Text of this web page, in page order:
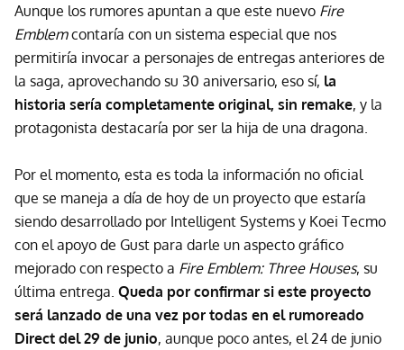
Aunque los rumores apuntan a que este nuevo Fire
Emblemcontaría con un sistema especial que nos
permitiría invocar a personajes de entregas anteriores de
la saga, aprovechando su 30 aniversario, eso sí, la
historia sería completamente original, sin remake, y la
protagonista destacaría por ser la hija de una dragona.
Por el momento, esta es toda la información no oficial
que se maneja a día de hoy de un proyecto que estaría
siendo desarrollado por Intelligent Systems y Koei Tecmo
con el apoyo de Gust para darle un aspecto gráfico
mejorado con respecto a Fire Emblem: Three Houses, su
última entrega. Queda por confirmar si este proyecto
será lanzado de una vez por todas en el rumoreado
Direct del 29 de junio, aunque poco antes, el 24 de junio